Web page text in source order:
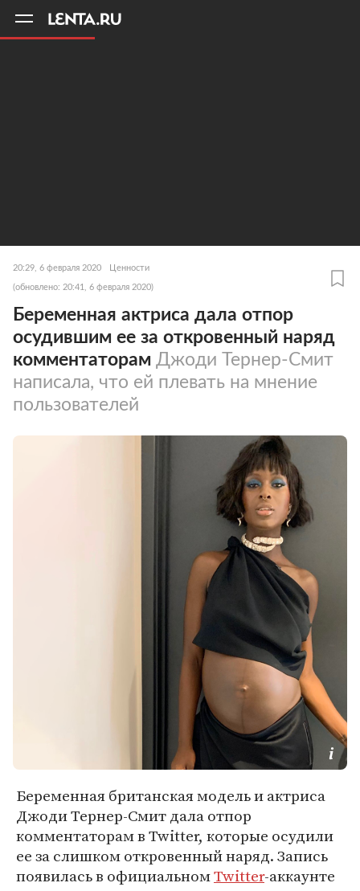
20:29, 6 февраля 2020 Ценности
(обновлено: 20:41, 6 февраля 2020)
Беременная актриса дала отпор
осудившим ее за откровенный наряд
комментаторам Джоди Тернер-Смит
написала, что ей плевать на мнение
пользователей
Беременная британская модель и актриса
Джоди Тернер-Смит дала отпор
комментаторам в Twitter, которые осудили
ее за слишком откровенный наряд. Запись
появилась в официальномTwitter-аккаунте